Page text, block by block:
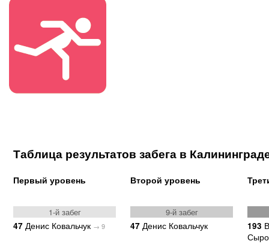
Таблица результатов забега в
Первый уровень Второй уровень
1-й забег
9-й забег
47 Денис Ковальчук → 9 47 Денис Ковальчук 193